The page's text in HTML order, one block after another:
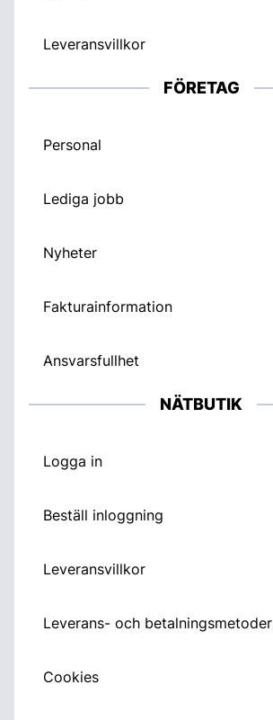
Leveransvillkor
FÖRETAG
Personal
Lediga jobb
Nyheter
Fakturainformation
Ansvarsfullhet
NÄTBUTIK
Logga in
Beställ inloggning
Leveransvillkor
Leverans- och betalningsmetoder
Cookies